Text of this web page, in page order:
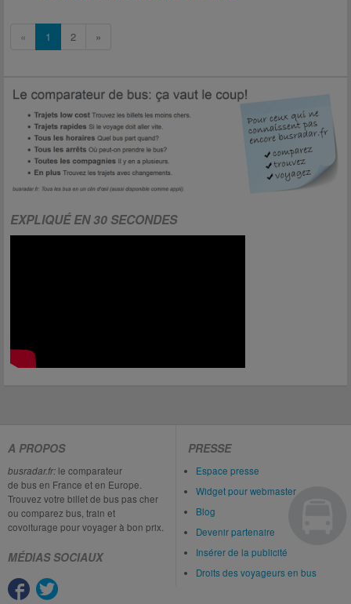
« 1 2 »
EXPLIQUÉ EN 30 SECONDES
A PROPOS
busradar.fr: le comparateur
de bus en France et en Europe.
Trouvez votre billet de bus pas cher
ou comparez bus, train et
covoiturage pour voyager à bon prix.
MÉDIAS SOCIAUX
PRESSE
Espace presse
Widget pour webmaster
Blog
Devenir partenaire
Insérer de la publicité
Droits des voyageurs en bus